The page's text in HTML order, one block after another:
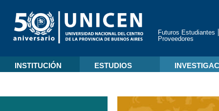
Futuros Estudiantes
Proveedores
INSTITUCIÓN ESTUDIOS